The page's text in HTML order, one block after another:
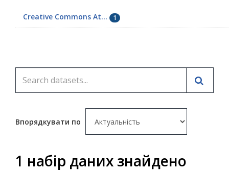
Creative Commons At... 1
Впорядкувати по
1 набір даних знайдено